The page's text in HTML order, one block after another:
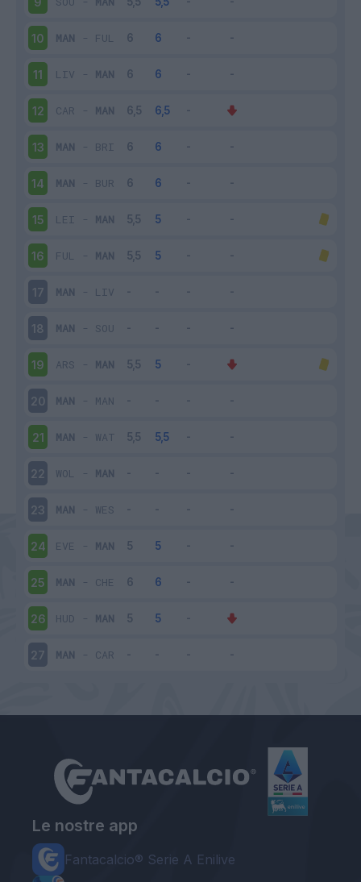
10 MAN - FUL
11 LIV - MAN
12 CAR - MAN
13 MAN - BRI
14 MAN - BUR
15 LEI - MAN
16 FUL - MAN
17 MAN - LIV
18 MAN - SOU
19 ARS - MAN
20 MAN - MAN
21 MAN - WAT
22 WOL - MAN
23 MAN - WES
24 EVE - MAN
25 MAN - CHE
26 HUD - MAN
27 MAN - CAR
Le nostre app
Fantacalcio® Serie A Enilive